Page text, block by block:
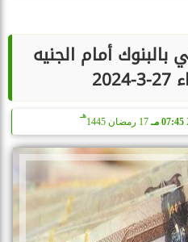
بالبنوك أمام الجنيه
07:45 مـ 17 رمضان 1445
هـ